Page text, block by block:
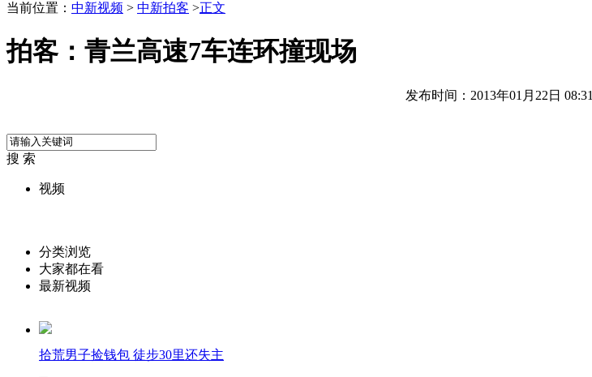
当前位置： 中新视频 > 中新拍客 >正文
拍客：青兰高速7车连环撞现场
发布时间：2013年01月22日 08:31
搜 索
视频
分类浏览
大家都在看
最新视频
拾荒男子捡钱包 徒步30里还失主